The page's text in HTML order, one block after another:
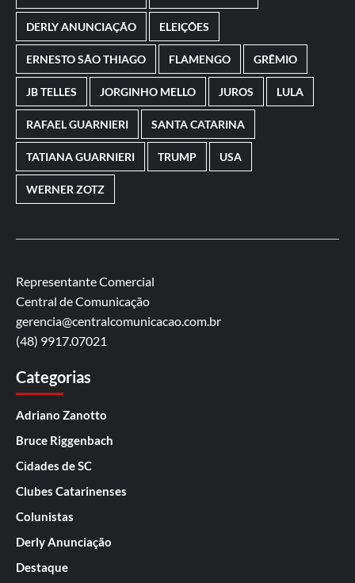
DERLY ANUNCIAÇÃO ELEIÇÕES
ERNESTO SÃO THIAGO FLAMENGO GRÊMIO
JB TELLES JORGINHO MELLO JUROS LULA
RAFAEL GUARNIERI SANTA CATARINA
TATIANA GUARNIERI TRUMP USA
WERNER ZOTZ
Representante Comercial
Central de Comunicação
gerencia@centralcomunicacao.com.br
(48) 9917.07021
Categorias
Adriano Zanotto
Bruce Riggenbach
Cidades de SC
Clubes Catarinenses
Colunistas
Derly Anunciação
Destaque